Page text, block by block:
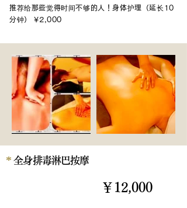
推荐给那些觉得时间不够的人
！身体护理（延长10
分钟） ¥2,000
* 全身排毒淋巴按摩
￥12,000